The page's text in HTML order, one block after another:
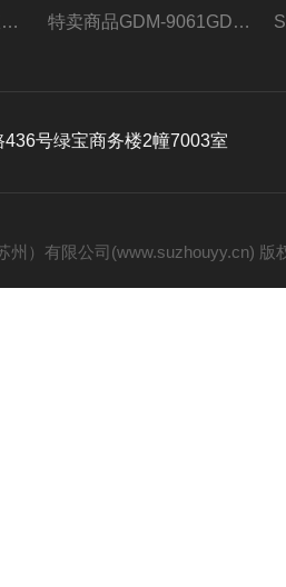
FSL3/FSL6频谱分析仪FSL3/FSL6罗德与施瓦茨 特卖商品GDM-9061GDM-9061台式万用表
号绿宝商务楼2幢7003室
州）有限公司(www.suzhouyy.cn)